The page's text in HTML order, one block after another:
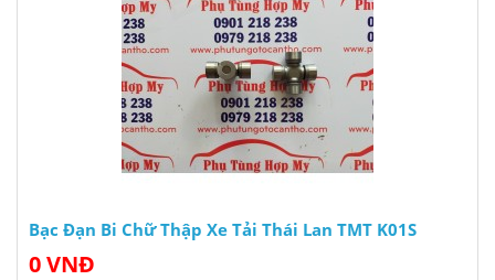
Bạc Đạn Bi Chữ Thập Xe Tải Thái Lan TMT K01S
0 VNĐ